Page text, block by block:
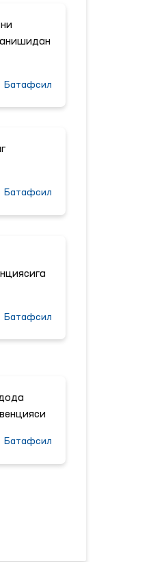
Батафсил
Батафсил
Батафсил
Батафсил